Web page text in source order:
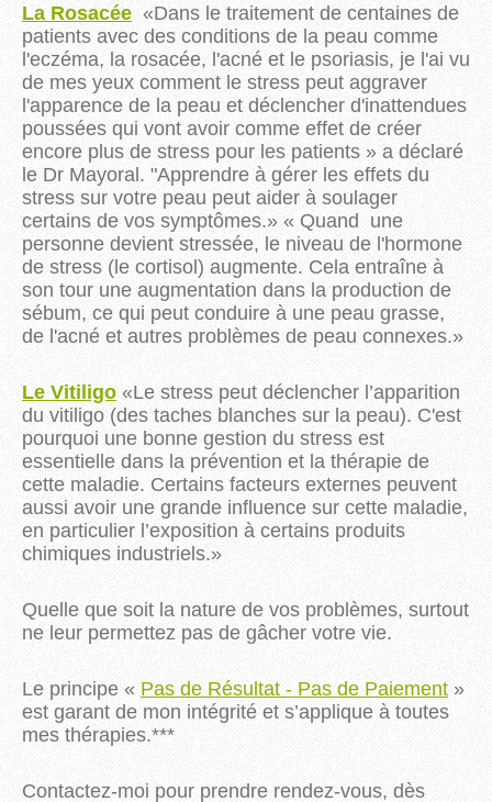
La Rosacée «Dans le traitement de centaines de
patients avec des conditions de la peau comme
l'eczéma, la rosacée, l'acné et le psoriasis, je l'ai vu
de mes yeux comment le stress peut aggraver
l'apparence de la peau et déclencher d'inattendues
poussées qui vont avoir comme effet de créer
encore plus de stress pour les patients » a déclaré
le Dr Mayoral. "Apprendre à gérer les effets du
stress sur votre peau peut aider à soulager
certains de vos symptômes.» « Quand une
personne devient stressée, le niveau de l'hormone
de stress (le cortisol) augmente. Cela entraîne à
son tour une augmentation dans la production de
sébum, ce qui peut conduire à une peau grasse,
de l'acné et autres problèmes de peau connexes.»
Le Vitiligo «Le stress peut déclencher l’apparition
du vitiligo (des taches blanches sur la peau). C'est
pourquoi une bonne gestion du stress est
essentielle dans la prévention et la thérapie de
cette maladie. Certains facteurs externes peuvent
aussi avoir une grande influence sur cette maladie,
en particulier l’exposition à certains produits
chimiques industriels.»
Quelle que soit la nature de vos problèmes, surtout
ne leur permettez pas de gâcher votre vie.
Le principe « Pas de Résultat - Pas de Paiement »
est garant de mon intégrité et s’applique à toutes
mes thérapies.***
Contactez-moi pour prendre rendez-vous, dès